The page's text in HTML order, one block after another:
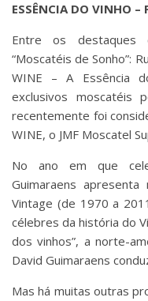
ESSÊNCIA DO VINHO –
Entre os destaques
“Moscatéis de Sonho”:
WINE – A Essência
exclusivos moscatéis
recentemente foi
WINE, o JMF Moscatel
No ano em que
Guimaraens
Vintage (de 1970 a
célebres da história do
dos vinhos”, a norte-
David Guimaraens
Mas há muitas outras